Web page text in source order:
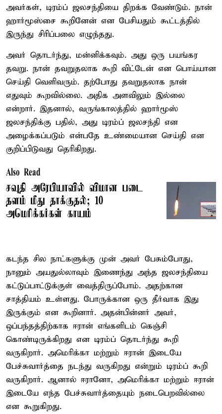
அவர்கள், டிரம்ப் ஜலசந்தியை திறக்க வேண்டும். நான்
ஹார்மூஸ்சை கூறினேன் என பேசியதும் கூட்டத்தில்
இருந்து சிரிப்பலை எழுந்தது.
அவர் தொடர்ந்து, மன்னிக்கவும். அது ஒரு பயங்கர
தவறு. நான் தவறுதலாக கூறி விட்டேன் என பொய்யான
செய்தி வெளிவரும். தற்போது தவறுதலாக நான்
எதுவும் கூறவில்லை. அதிக அளவிலும் இல்லை
என்றார். இதனால், வருங்காலத்தில் ஹார்மூஸ்
ஜலசந்திக்கு பதில், அது டிரம்ப் ஜலசந்தி என
அழைக்கப்படும் என்பதே உண்மையான செய்தி என
குறிப்பிடுவது தெரிகிறது.
Also Read
சவுதி அரேபியாவில் விமான படை
தளம் மீது தாக்குதல்; 10
அமெரிக்கர்கள் காயம்
கடந்த சில நாட்களுக்கு முன் அவர் பேசும்போது,
நானும் அயதுல்லாவும் இணைந்து அந்த ஜலசந்தியை
கட்டுப்பாட்டுக்குள் வைத்திருப்போம். அதற்கான
சாத்தியம் உள்ளது. போருக்கான ஒரு தீர்வாக இது
இருக்கும் என கூறினார். அதன்பின்னர் அவர்,
ஒப்பந்தத்திற்காக ஈரான் எங்களிடம் கெஞ்சி
கொண்டிருக்கிறது என டிரம்ப் தொடர்ந்து கூறி
வருகிறார். அமெரிக்கா மற்றும் ஈரான் இடையே
பேச்சுவார்த்தை நடந்து வருகிறது என்றும் டிரம்ப் கூறி
வருகிறார். ஆனால் ஈரானோ, அமெரிக்கா மற்றும் ஈரான்
இடையே எந்த பேச்சுவார்த்தையும் நடைபெறவில்லை
என கூறுகிறது.